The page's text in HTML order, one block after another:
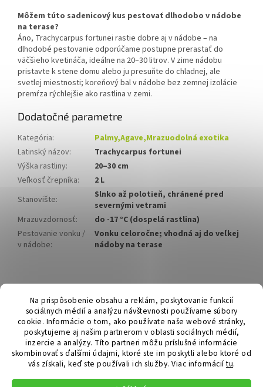
Na prispôsobenie obsahu a reklám, poskytovanie funkcií
sociálnych médií a analýzu návštevnosti používame súbory
cookie. Informácie o tom, ako používate naše webové stránky,
poskytujeme aj našim partnerom v oblasti sociálnych médií,
inzercie a analýzy. Títo partneri môžu príslušné informácie
skombinovať s ďalšími údajmi, ktoré ste im poskytli alebo ktoré od
vás získali, keď ste používali ich služby. Viac informáciítu.
Môžem túto sadenicový kus pestovať dlhodobo v nádobe
na terase?
Áno, Trachycarpus fortunei rastie dobre aj v nádobe – na
dlhodobé pestovanie odporúčame postupne prerastať do
väčšieho kvetináča, ideálne na 20–30 litrov. V zime nádobu
pristavte k stene domu alebo ju presuňte do chladnej, ale
svetlej miestnosti; koreňový bal v nádobe bez zemnej izolácie
premŕza rýchlejšie ako rastlina v zemi.
Dodatočné parametre
Kategória:
Palmy,Agave,Mrazuodolná exotika
Latinský názov:
Trachycarpus fortunei
Výška rastliny:
20–30 cm
Veľkosť črepníka:
2 L
Stanovište:
Slnko až polotieň, chránené pred
severnými vetrami
Mrazuvzdornosť:
do -17 °C (dospelá rastlina)
Pestovanie vonku /
v nádobe:
Vonku celoročne; vhodná aj do veľkej
nádoby na terase
á
Hurmikaki.com
Vytvoril Shoptet